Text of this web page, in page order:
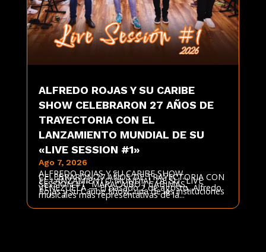
ALFREDO ROJAS Y SU CARIBE
SHOW CELEBRARON 27 AÑOS DE
TRAYECTORIA CON EL
LANZAMIENTO MUNDIAL DE SU
«LIVE SESSION #1»
Ago 7, 2026
ALFREDO ROJAS Y SU CARIBE SHOW
CELEBRARON 27 AÑOS DE TRAYECTORIA CON
EL LANZAMIENTO MUNDIAL DE SU "LIVE
SESSION #1" MARACAIBO / CABIMAS,
VENEZUELA — El pasado 2 de agosto, Alfredo
Rojas y su Caribe Show, una de las instituciones
musicales más representativas de la...